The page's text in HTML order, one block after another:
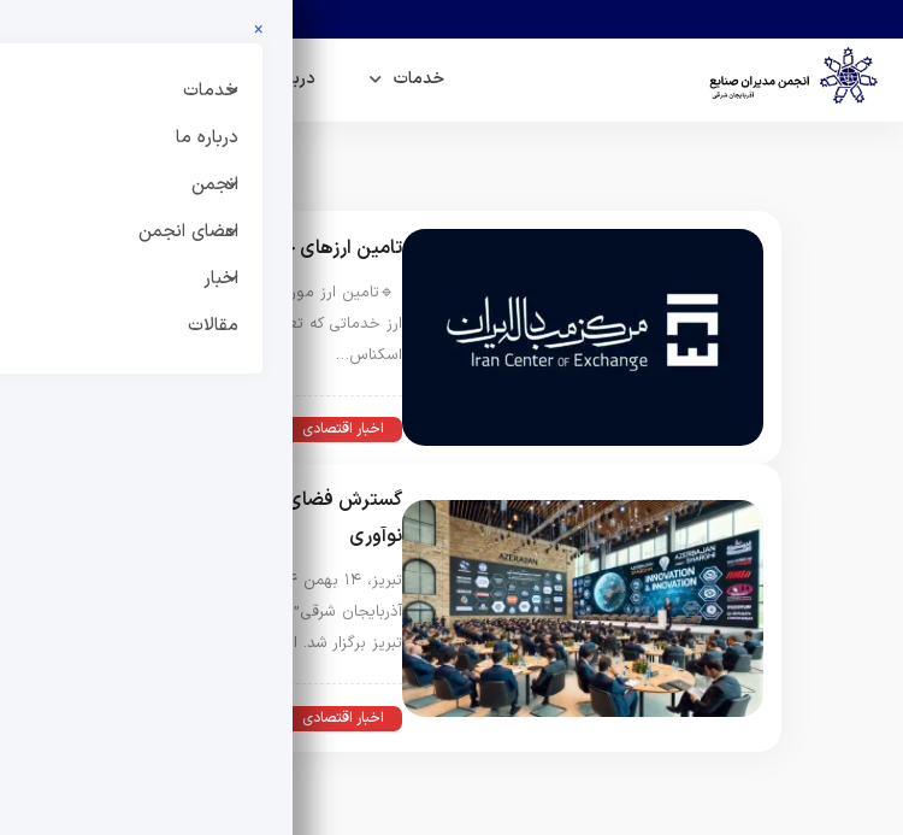
خدمات درباره ما انجمن
×
خدمات
درباره ما
انجمن
اعضای انجمن
اخبار
مقالات
تامین ارزهای خدماتی از طریق مرکز مبادله / ویدئو
🔹تامین ارز مورد نیاز مسافرین خارج از کشور قبل از این
ارز خدماتی که تعریف شده است انجام می‌شود در گذشته
اسکناس…
اخبار اقتصادی
گسترش فضای کسب و کار در آذربایجان شرقی با
نوآوری
تبریز، ۱۴ بهمن ۱۴۰۴ – همایش تخصصی
آذربایجان شرقی” با حضور جمعی از کارآفرینان، مدیران
تبریز برگزار شد. این همایش با…
اخبار اقتصادی